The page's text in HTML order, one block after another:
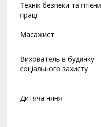
Технік безпеки та гігієни
праці
Масажист
Вихователь в будинку
соціального захисту
Дитяча няня